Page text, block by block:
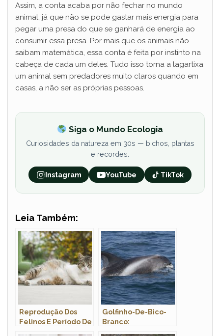
Assim, a conta acaba por não fechar no mundo
animal, já que não se pode gastar mais energia para
pegar uma presa do que se ganhará de energia ao
consumir essa presa. Por mais que os animais não
saibam matemática, essa conta é feita por instinto na
cabeça de cada um deles. Tudo isso torna a lagartixa
um animal sem predadores muito claros quando em
casas, a não ser as próprias pessoas.
Siga o Mundo Ecologia
Curiosidades da natureza em 30s — bichos, plantas
e recordes.
Instagram YouTube TikTok
Leia Também:
Reprodução Dos
Felinos E Período De
Golfinho-De-Bico-
Branco: